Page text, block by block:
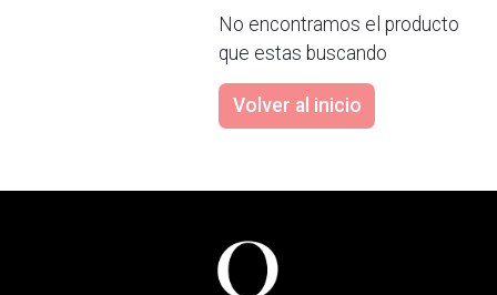
No encontramos el producto
que estas buscando
Volver al inicio